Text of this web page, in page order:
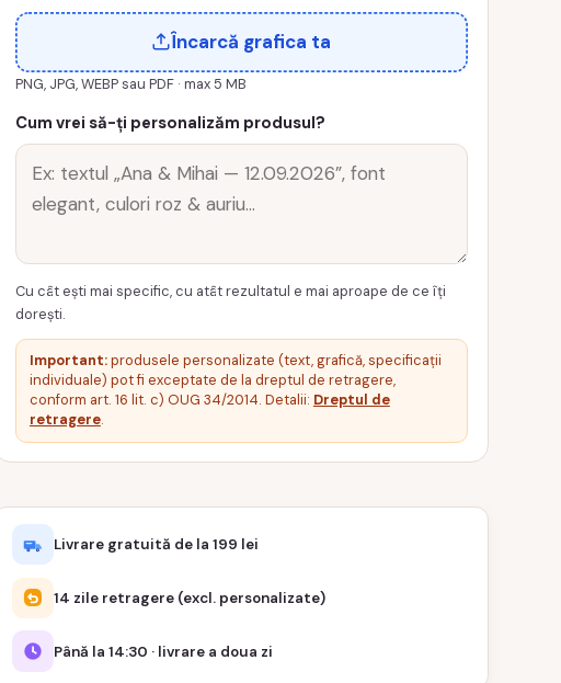
Încarcă grafica ta
PNG, JPG, WEBP sau PDF · max 5 MB
Cum vrei să-ți personalizăm produsul?
Cu cât ești mai specific, cu atât rezultatul e mai aproape de ce îți
dorești.
Important:produsele personalizate (text, grafică, specificații
individuale) pot fi exceptate de la dreptul de retragere,
conform art. 16 lit. c) OUG 34/2014. Detalii: Dreptul de
retragere.
Livrare gratuită de la 199 lei
14 zile retragere (excl. personalizate)
Până la 14:30 · livrare a doua zi